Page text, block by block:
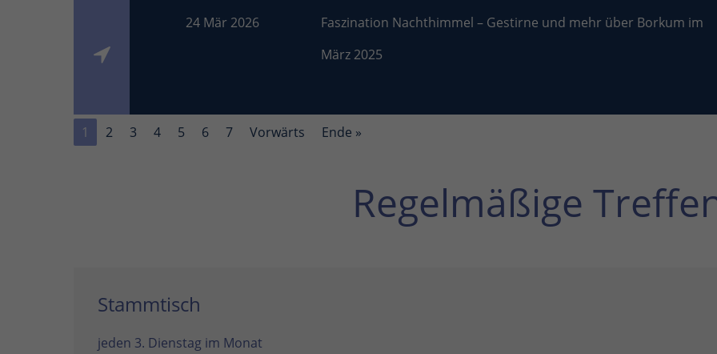
24 Mär 2026
Faszination Nachthimmel – Gestirne und mehr über Borkum im
März 2025
1 2 3 4 5 6 7 Vorwärts Ende »
Regelmäßige
Stammtisch
jeden 3. Dienstag im Monat